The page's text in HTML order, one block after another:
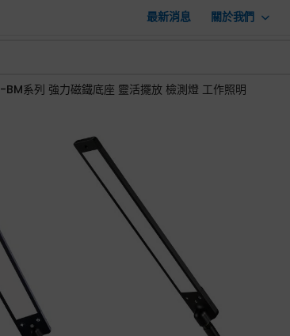
最新消息 關於我們
BM系列 強力磁鐵底座 靈活擺放 檢測燈 工作照明